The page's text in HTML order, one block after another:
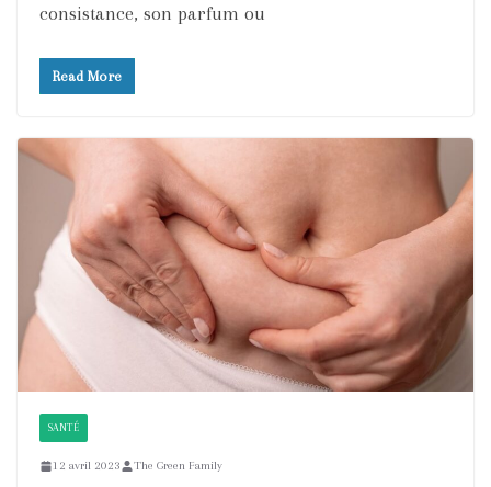
consistance, son parfum ou
Read More
SANTÉ
12 avril 2023 The Green Family